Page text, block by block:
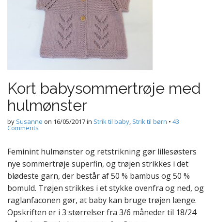
Kort babysommertrøje med
hulmønster
by Susanne on 16/05/2017in Strik til baby, Strik til børn • 43
Comments
Feminint hulmønster og retstrikning gør lillesøsters
nye sommertrøje superfin, og trøjen strikkes i det
blødeste garn, der består af 50 % bambus og 50 %
bomuld. Trøjen strikkes i et stykke ovenfra og ned, og
raglanfaconen gør, at baby kan bruge trøjen længe.
Opskriften er i 3 størrelser fra 3/6 måneder til 18/24